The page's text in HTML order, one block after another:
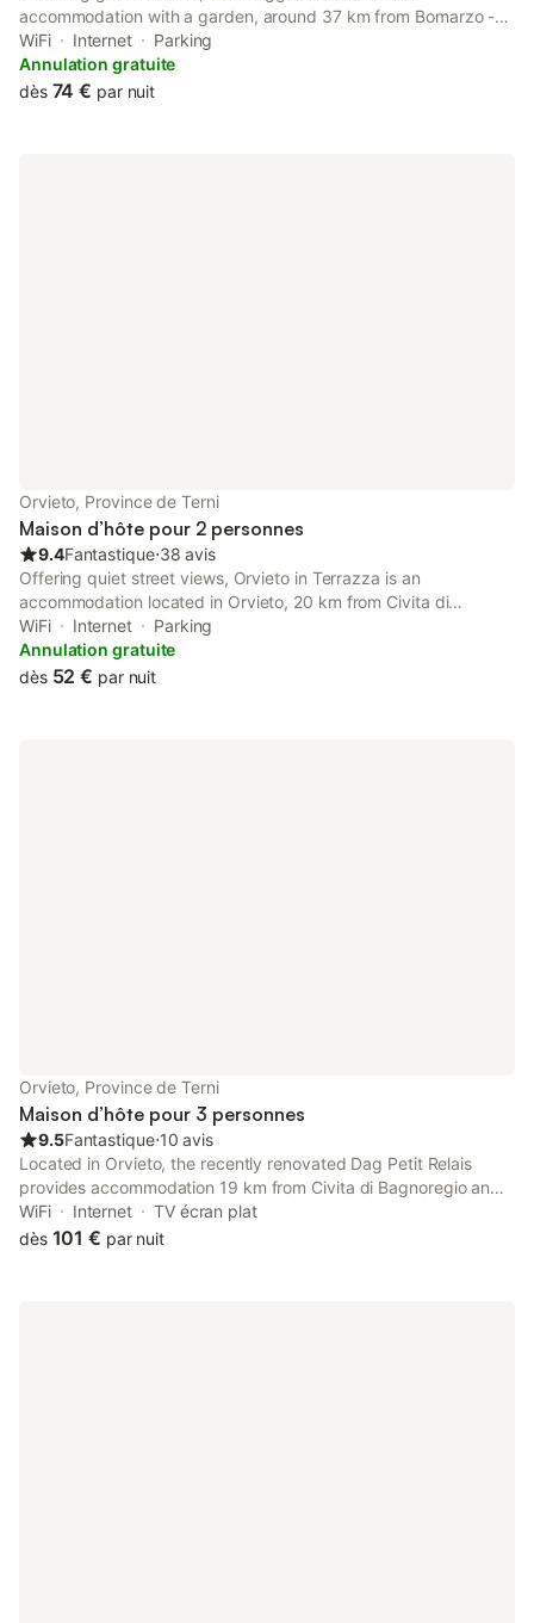
accommodation with a garden, around 37 km from Bomarzo -
The Monster Park. The air-conditioned accommodation is 8.
WiFi Internet
Parking
Annulation gratuite
dès 74 € par nuit
Orvieto, Province de Terni
Maison d’hôte pour 2 personnes
9.4Fantastique⋅38 avis
Offering quiet street views, Orvieto in Terrazza is an
accommodation located in Orvieto, 20 km from Civita di
Bagnoregio and 41 km from Bomarzo - The Monster Park. It is
situated 500 metres from Duomo Orvieto and provides a shared
kitchen.
WiFi Internet
Parking
Annulation gratuite
dès 52 € par nuit
Orvieto, Province de Terni
Maison d’hôte pour 3 personnes
9.5Fantastique⋅10 avis
Located in Orvieto, the recently renovated Dag Petit Relais
provides accommodation 19 km from Civita di Bagnoregio and
41 km from Bomarzo - The Monster Park. Free WiFi is available
throughout the property and Duomo Orvieto is 400 metres
WiFi Internet
TV écran plat
dès 101 € par nuit